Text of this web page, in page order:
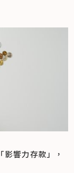
響力存款」，